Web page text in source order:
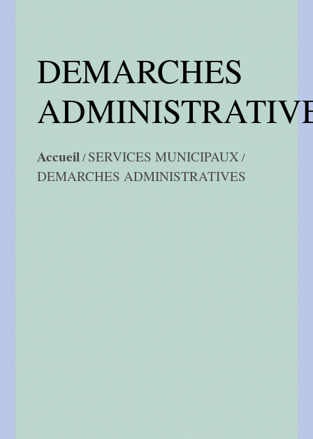
DEMARCHES
Accueil/SERVICES MUNICIPAUX/
DEMARCHES ADMINISTRATIVES